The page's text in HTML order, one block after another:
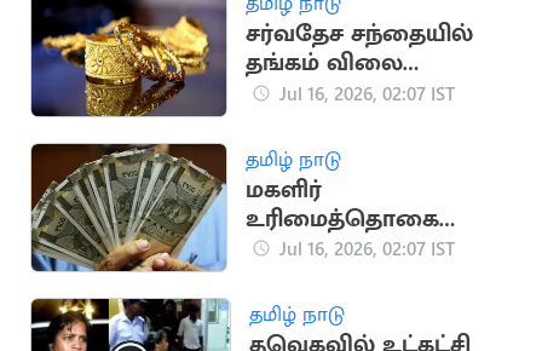
சர்வதேச சந்தையில்
தங்கம் விலை
அதிரடியாக
Jul 16, 2026, 02:07 IST
தமிழ் நாடு
மகளிர்
உரிமைத்தொகை
ரூ.2500.. அடுத்த மாதம்
Jul 16, 2026, 02:07 IST
தமிழ் நாடு